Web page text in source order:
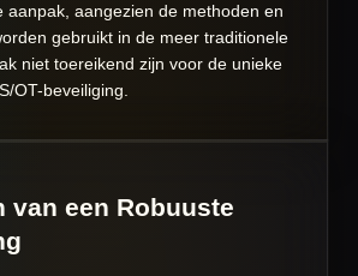
aanpak, aangezien de methoden en
gebruikt in de meer traditionele
niet toereikend zijn voor de unieke
OT-beveiliging.
van een Robuuste